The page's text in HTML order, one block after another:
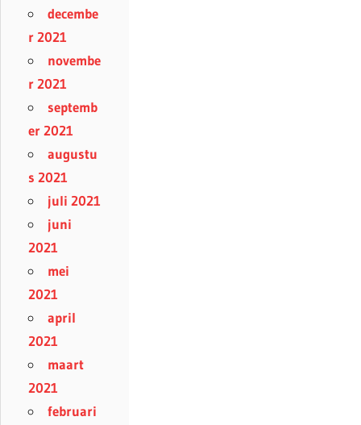
decembe
r 2021
novembe
r 2021
septemb
er 2021
augustu
s 2021
juli 2021
juni
2021
mei
2021
april
2021
maart
2021
februari